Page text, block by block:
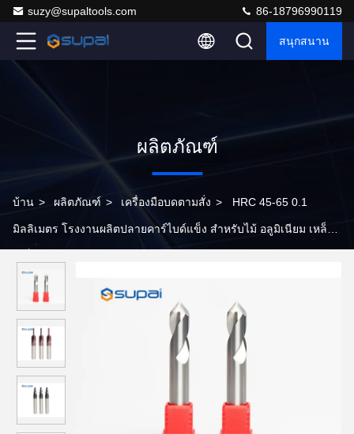
suzy@supaltools.com 86-18796990119
สนุกสนาน
ผลิตภัณฑ์
บ้าน > ผลิตภัณฑ์ > เครื่องมือบดตามสั่ง > HRC 45-65 0.1
มิลลิเมตร โรงงานผลิตปลายคาร์ไบด์แข็ง สําหรับไม้ อลูมิเนียม เหล็ก